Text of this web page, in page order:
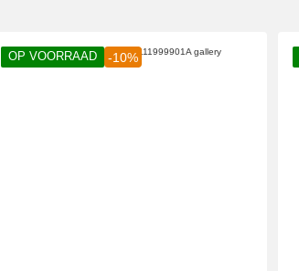
OP VOORRAAD -10%